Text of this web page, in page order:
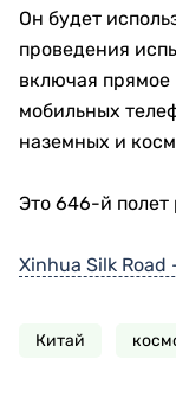
Он будет
проведения
включая
мобильных
наземных и
Это 646-й
Xinhua Silk Road
Китай